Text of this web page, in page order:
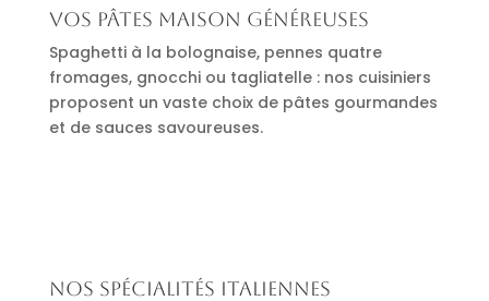
Vos pâtes maison généreuses
Spaghetti à la bolognaise, pennes quatre
fromages, gnocchi ou tagliatelle : nos cuisiniers
proposent un vaste choix de pâtes gourmandes
et de sauces savoureuses.
Nos spécialités italiennes